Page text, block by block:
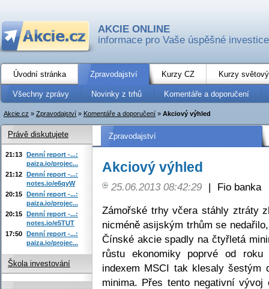
AKCIE ONLINE
informace pro Vaše úspěšné investice
Úvodní stránka Zpravodajství Kurzy CZ Kurzy
Všechny zprávy Novinky z trhů Komentáře a doporučení
Akcie.cz » Zpravodajství » Komentáře a doporučení » Akciový výhled
Zpravodajství
Akciový výhled
25.06.2013 08:42:29 |
Fio banka
Zámořské trhy včera stáhly ztráty
nicméně asijským trhům se
Čínské akcie spadly na čtyřletá
růstu ekonomiky poprvé od
indexem MSCI tak klesaly
minima. Přes tento negativní
Právě diskutujete
21:13 Denní report -...:
paiza.io/projec...
21:12 Denní report -...:
notes.io/e6qyW
20:15 Denní report -...:
paiza.io/projec...
20:15 Denní report -...:
notes.io/e5TUT
17:50 Denní report -...:
paiza.io/projec...
Škola investování